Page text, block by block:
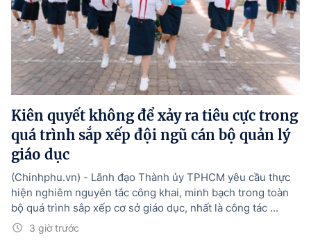
Kiên quyết không để xảy ra tiêu cực trong
quá trình sắp xếp đội ngũ cán bộ quản lý
giáo dục
3 giờ trước
(Chinhphu.vn) - Lãnh đạo Thành ủy TPHCM yêu cầu thực
hiện nghiêm nguyên tắc công khai, minh bạch trong toàn
bộ quá trình sắp xếp cơ sở giáo dục, nhất là công tác ...